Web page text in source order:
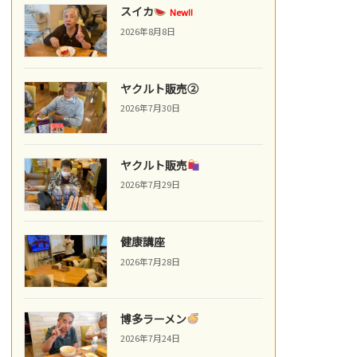
スイカ
New!!
2026年8月8日
ヤクルト販売②
2026年7月30日
ヤクルト販売
2026年7月29日
健康講座
2026年7月28日
博多ラーメン
2026年7月24日